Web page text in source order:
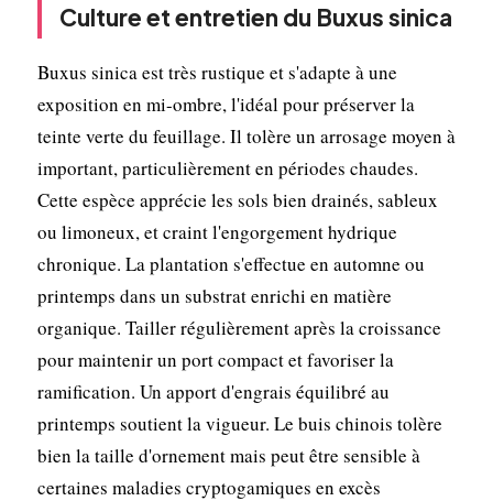
Culture et entretien du Buxus sinica
Buxus sinica est très rustique et s'adapte à une
exposition en mi-ombre, l'idéal pour préserver la
teinte verte du feuillage. Il tolère un arrosage moyen à
important, particulièrement en périodes chaudes.
Cette espèce apprécie les sols bien drainés, sableux
ou limoneux, et craint l'engorgement hydrique
chronique. La plantation s'effectue en automne ou
printemps dans un substrat enrichi en matière
organique. Tailler régulièrement après la croissance
pour maintenir un port compact et favoriser la
ramification. Un apport d'engrais équilibré au
printemps soutient la vigueur. Le buis chinois tolère
bien la taille d'ornement mais peut être sensible à
certaines maladies cryptogamiques en excès